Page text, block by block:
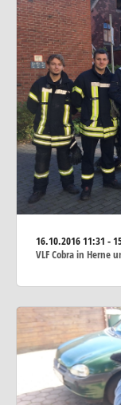
16.10.201611:31 -
VLF Cobra in Herne